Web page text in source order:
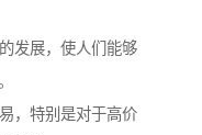
发展，使人们能够
，特别是对于高价